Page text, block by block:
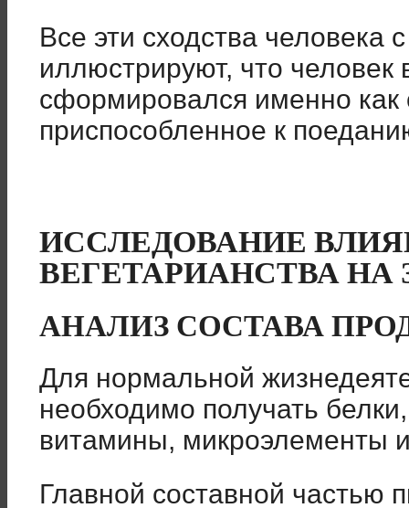
Все эти сходства
иллюстрируют, что человек
сформировался именно как
приспособленное к
ИССЛЕДОВАНИЕ
ВЕГЕТАРИАНСТВА НА
АНАЛИЗ СОСТАВА
Для нормальной
необходимо получать
витамины, микроэлементы и
Главной составной частью